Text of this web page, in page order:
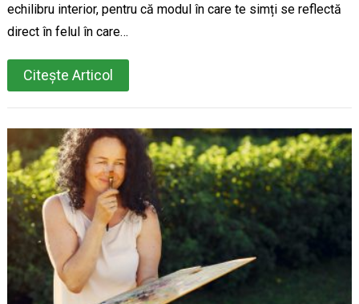
echilibru interior, pentru că modul în care te simți se reflectă
direct în felul în care…
Citește Articol